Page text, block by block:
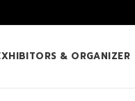
& ORGANIZER